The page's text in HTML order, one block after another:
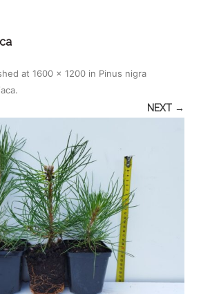
at 1600 × 1200 in Pinus nigra
.
NEXT →